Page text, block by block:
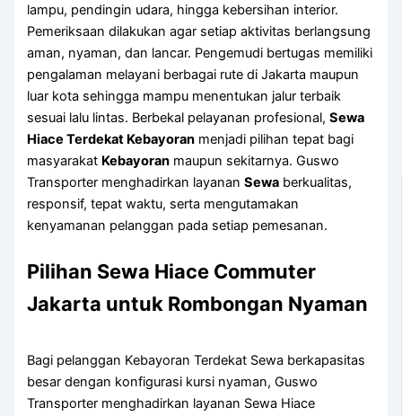
lampu, pendingin udara, hingga kebersihan interior.
Pemeriksaan dilakukan agar setiap aktivitas berlangsung
aman, nyaman, dan lancar. Pengemudi bertugas memiliki
pengalaman melayani berbagai rute di Jakarta maupun
luar kota sehingga mampu menentukan jalur terbaik
sesuai lalu lintas. Berbekal pelayanan profesional,Sewa
Hiace Terdekat Kebayoran menjadi pilihan tepat bagi
masyarakat Kebayoran maupun sekitarnya. Guswo
Transporter menghadirkan layananSewa berkualitas,
responsif, tepat waktu, serta mengutamakan
kenyamanan pelanggan pada setiap pemesanan.
Pilihan Sewa Hiace Commuter
Jakarta untuk Rombongan Nyaman
Bagi pelanggan Kebayoran Terdekat Sewa berkapasitas
besar dengan konfigurasi kursi nyaman, Guswo
Transporter menghadirkan layanan Sewa Hiace